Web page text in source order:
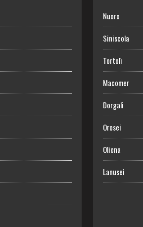
Nuoro
Siniscola
Tortolì
Macomer
Dorgali
Orosei
Oliena
Lanusei